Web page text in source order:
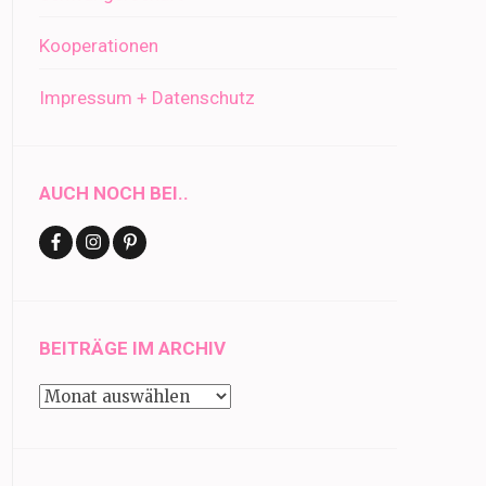
Kooperationen
Impressum + Datenschutz
AUCH NOCH BEI..
BEITRÄGE IM ARCHIV
Beiträge